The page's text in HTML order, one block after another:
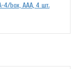
4/box, ААА, 4 шт.